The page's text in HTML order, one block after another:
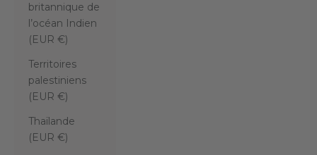
britannique de
l’océan Indien
(EUR €)
Territoires
palestiniens
(EUR €)
Thaïlande
(EUR €)